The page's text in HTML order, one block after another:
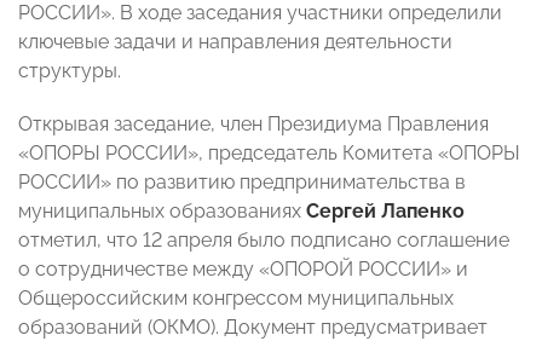
РОССИИ». В ходе заседания участники определили
ключевые задачи и направления деятельности
структуры.
Открывая заседание, член Президиума Правления
«ОПОРЫ РОССИИ», председатель Комитета «ОПОРЫ
РОССИИ» по развитию предпринимательства в
муниципальных образованиях Сергей Лапенко
отметил, что 12 апреля было подписано соглашение
о сотрудничестве между «ОПОРОЙ РОССИИ» и
Общероссийским конгрессом муниципальных
образований (ОКМО). Документ предусматривает